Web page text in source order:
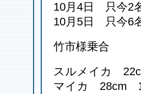
10月4日 只今2
10月5日 只今6
竹市様乗合
スルメイカ
マイカ 28cm